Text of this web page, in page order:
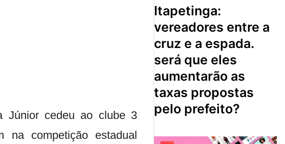
Júnior cedeu ao clube 3
na competição estadual
itapetinga:
vereadores entre a
cruz e a espada.
será que eles
aumentarão as
taxas propostas
pelo prefeito?